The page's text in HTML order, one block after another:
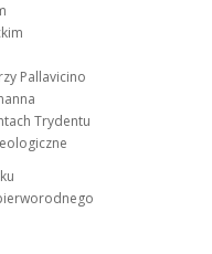
Pallavicino
Trydentu